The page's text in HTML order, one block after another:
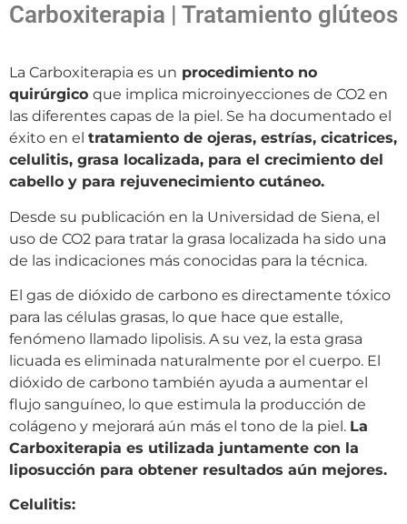
Carboxiterapia | Tratamiento glúteos
La Carboxiterapia es un procedimiento no
quirúrgico que implica microinyecciones de CO2 en
las diferentes capas de la piel. Se ha documentado el
éxito en el tratamiento de ojeras, estrías, cicatrices,
celulitis, grasa localizada, para el crecimiento del
cabello y para rejuvenecimiento cutáneo.
Desde su publicación en la Universidad de Siena, el
uso de CO2 para tratar la grasa localizada ha sido una
de las indicaciones más conocidas para la técnica.
El gas de dióxido de carbono es directamente tóxico
para las células grasas, lo que hace que estalle,
fenómeno llamado lipolisis. A su vez, la esta grasa
licuada es eliminada naturalmente por el cuerpo. El
dióxido de carbono también ayuda a aumentar el
flujo sanguíneo, lo que estimula la producción de
colágeno y mejorará aún más el tono de la piel. La
Carboxiterapia es utilizada juntamente con la
liposucción para obtener resultados aún mejores.
Celulitis: